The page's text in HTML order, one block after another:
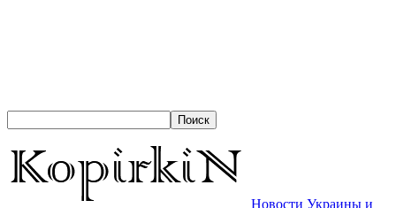
Новости Украины и